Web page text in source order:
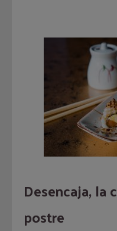
Desencaja, la
postre